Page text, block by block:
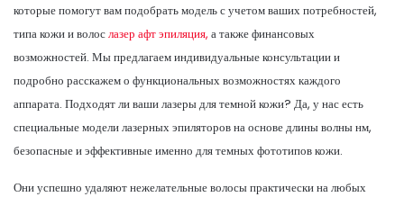
которые помогут вам подобрать модель с учетом ваших потребностей,
типа кожи и волослазер афт эпиляция, а также финансовых
возможностей. Мы предлагаем индивидуальные консультации и
подробно расскажем о функциональных возможностях каждого
аппарата. Подходят ли ваши лазеры для темной кожи? Да, у нас есть
специальные модели лазерных эпиляторов на основе длины волны нм,
безопасные и эффективные именно для темных фототипов кожи.
Они успешно удаляют нежелательные волосы практически на любых